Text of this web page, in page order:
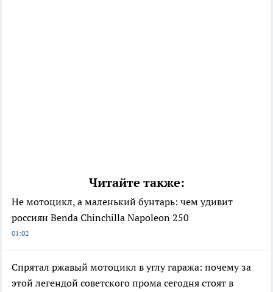
Читайте также:
Не мотоцикл, а маленький бунтарь: чем удивит
россиян Benda Chinchilla Napoleon 250
01:02
Спрятал ржавый мотоцикл в углу гаража: почему за
этой легендой советского прома сегодня стоят в